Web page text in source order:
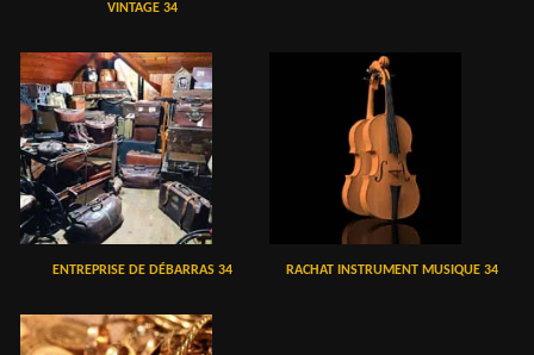
VINTAGE 34
ENTREPRISE DE DÉBARRAS 34 RACHAT INSTRUMENT MUSIQUE 34